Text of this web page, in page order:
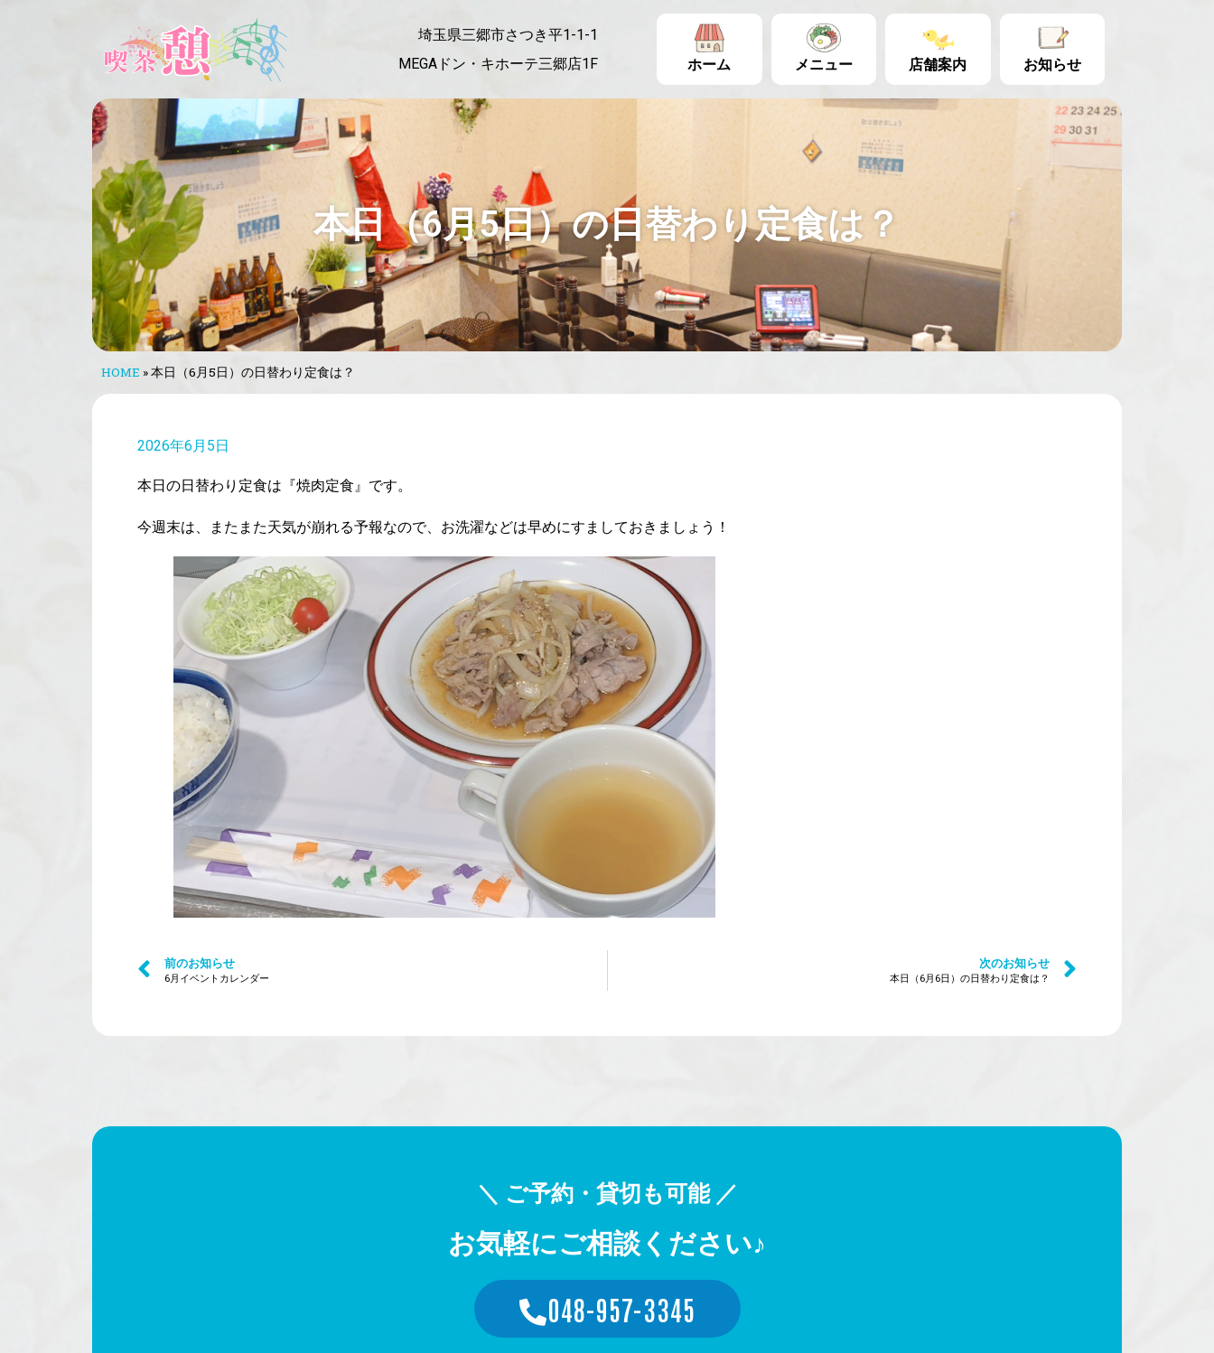
埼玉県三郷市さつき平1-1-1
MEGAドン・キホーテ三郷店1F
ホーム メニュー 店舗案内 お知らせ
本日（6月5日）の日替わり定食は？
HOME »本日（6月5日）の日替わり定食は？
2026年6月5日
本日の日替わり定食は『焼肉定食』です。
今週末は、またまた天気が崩れる予報なので、お洗濯などは早めにすましておきましょう！
前のお知らせ
6月イベントカレンダー
次のお知らせ
本日（6月6日）の日替わり定食は？
＼ ご予約・貸切も可能 ／
お気軽にご相談ください♪
048-957-3345